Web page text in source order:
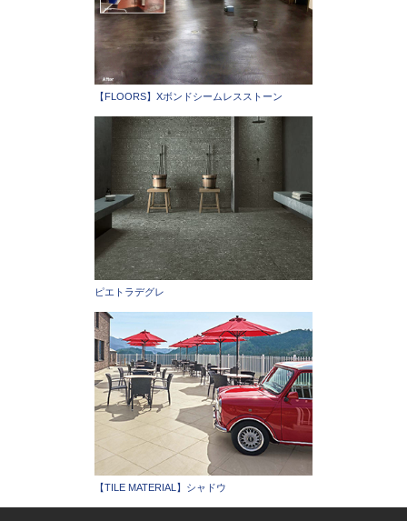
【FLOORS】Xボンドシームレスストーン
ピエトラデグレ
【TILE MATERIAL】シャドウ